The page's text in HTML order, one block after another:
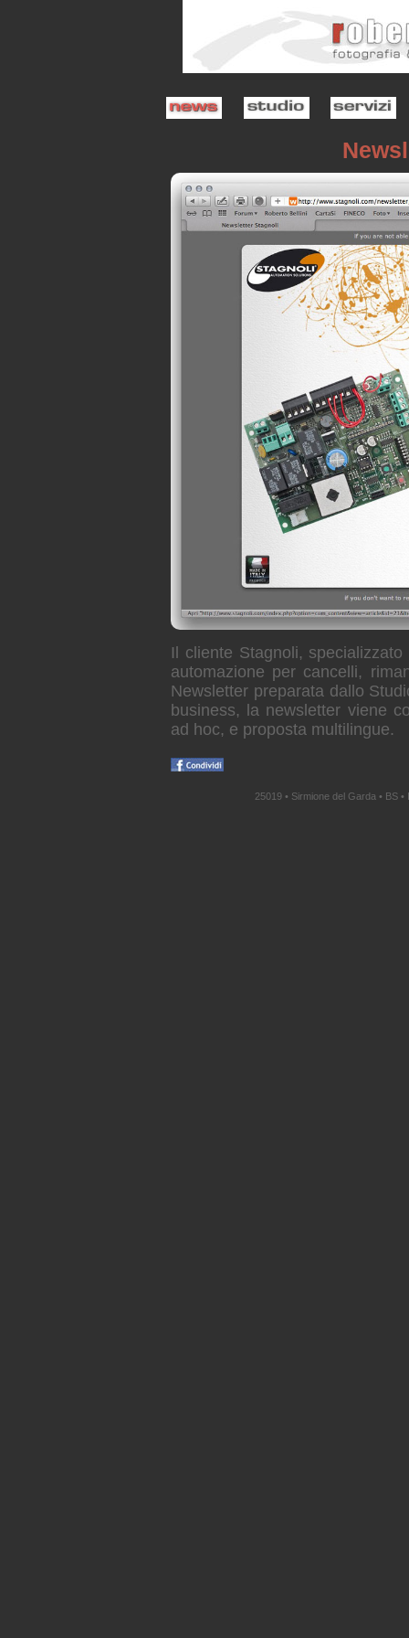
Il cliente Stagnoli,
automazione per cancelli,
Newsletter preparata dallo
business, la newsletter viene
ad hoc, e proposta multilingue.
25019 • Sirmione del Garda • BS